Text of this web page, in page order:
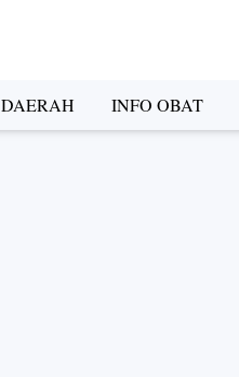
DAERAH INFO OBAT